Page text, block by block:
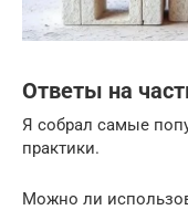
Ответы на
Я собрал самые
практики.
Можно ли